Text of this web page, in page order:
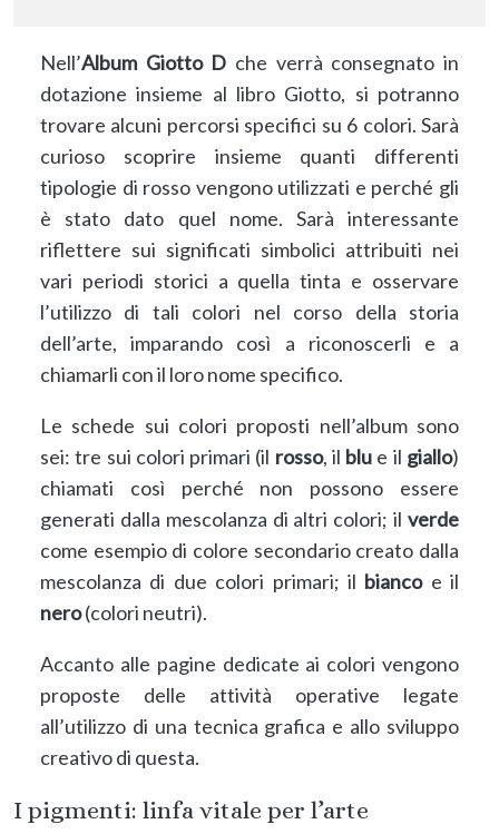
Nell’Album Giotto D che verrà consegnato in
dotazione insieme al libro Giotto, si potranno
trovare alcuni percorsi specifici su 6 colori. Sarà
curioso scoprire insieme quanti differenti
tipologie di rosso vengono utilizzati e perché gli
è stato dato quel nome. Sarà interessante
riflettere sui significati simbolici attribuiti nei
vari periodi storici a quella tinta e osservare
l’utilizzo di tali colori nel corso della storia
dell’arte, imparando così a riconoscerli e a
chiamarli con il loro nome specifico.
Le schede sui colori proposti nell’album sono
sei: tre sui colori primari (il rosso, il blu e il giallo)
chiamati così perché non possono essere
generati dalla mescolanza di altri colori; il verde
come esempio di colore secondario creato dalla
mescolanza di due colori primari; il biancoe il
nero(colori neutri).
Accanto alle pagine dedicate ai colori vengono
proposte delle attività operative legate
all’utilizzo di una tecnica grafica e allo sviluppo
creativo di questa.
I pigmenti: linfa vitale per l’arte